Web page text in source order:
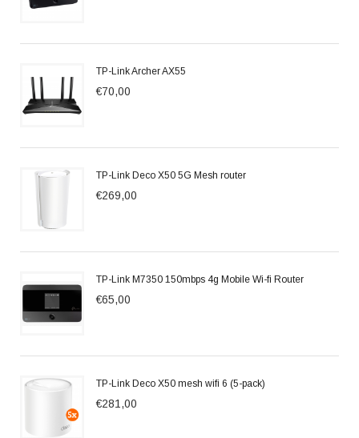
TP-Link Archer AX55
€70,00
TP-Link Deco X50 5G Mesh router
€269,00
TP-Link M7350 150mbps 4g Mobile Wi-fi Router
€65,00
TP-Link Deco X50 mesh wifi 6 (5-pack)
€281,00